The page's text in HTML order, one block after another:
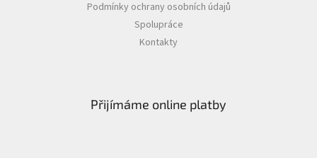
Podmínky ochrany osobních údajů
Spolupráce
Kontakty
Přijímáme online platby